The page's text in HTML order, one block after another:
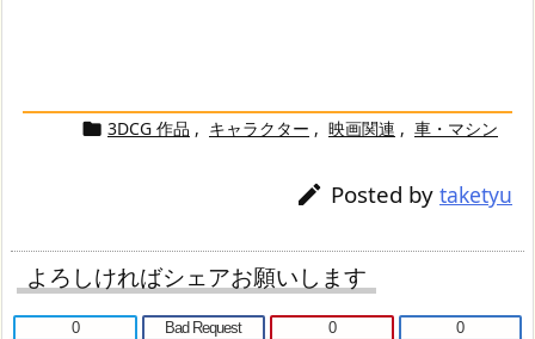
 3DCG 作品 , キャラクター , 映画関連 , 車・マシン
 Posted by taketyu
よろしければシェアお願いします
0 Bad Request
0
0